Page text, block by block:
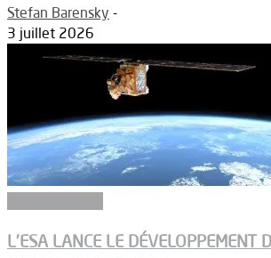
Stefan Barensky -
3 juillet 2026
L’ESA LANCE LE DÉVELOPPEMENT